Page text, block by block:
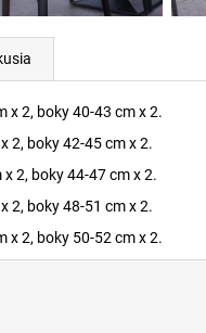
x 2, boky 40-43 cm x 2.
2, boky 42-45 cm x 2.
2, boky 44-47 cm x 2.
2, boky 48-51 cm x 2.
x 2, boky 50-52 cm x 2.